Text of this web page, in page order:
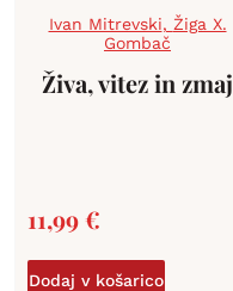
Ivan Mitrevski, Žiga X.
Gombač
Živa, vitez in zmaj
11,99€
Dodaj v košarico